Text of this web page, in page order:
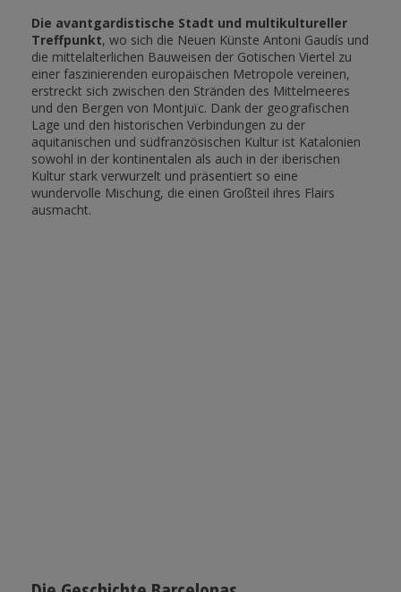
Die avantgardistische Stadt und multikultureller
Treffpunkt, wo sich die Neuen Künste Antoni Gaudís und
die mittelalterlichen Bauweisen der Gotischen Viertel zu
einer faszinierenden europäischen Metropole vereinen,
erstreckt sich zwischen den Stränden des Mittelmeeres
und den Bergen von Montjuïc. Dank der geografischen
Lage und den historischen Verbindungen zu der
aquitanischen und südfranzösischen Kultur ist Katalonien
sowohl in der kontinentalen als auch in der iberischen
Kultur stark verwurzelt und präsentiert so eine
wundervolle Mischung, die einen Großteil ihres Flairs
ausmacht.